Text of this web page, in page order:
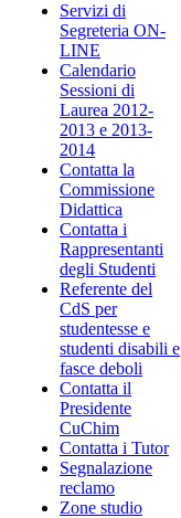
Servizi di
Segreteria ON-
LINE
Calendario
Sessioni di
Laurea 2012-
2013 e 2013-
2014
Contatta la
Commissione
Didattica
Contatta i
Rappresentanti
degli Studenti
Referente del
CdS per
studentesse e
studenti disabili e
fasce deboli
Contatta il
Presidente
CuChim
Contatta i Tutor
Segnalazione
reclamo
Zone studio